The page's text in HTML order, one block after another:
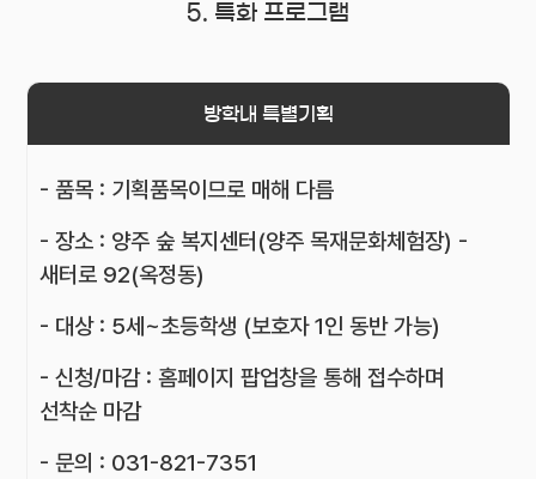
5. 특화 프로그램
방학내 특별기획
- 품목 : 기획품목이므로 매해 다름
- 장소 : 양주 숲 복지센터(양주 목재문화체험장) -
새터로 92(옥정동)
- 대상 : 5세~초등학생 (보호자 1인 동반 가능)
- 신청/마감 : 홈페이지 팝업창을 통해 접수하며
선착순 마감
- 문의 : 031-821-7351